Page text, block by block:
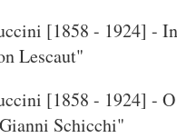
[1858 - 1924] -
Lescaut"
[1858 - 1924] -
Schicchi"